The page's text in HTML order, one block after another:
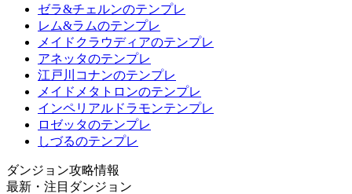
ゼラ&チェルンのテンプレ
レム&ラムのテンプレ
メイドクラウディアのテンプレ
アネッタのテンプレ
江戸川コナンのテンプレ
メイドメタトロンのテンプレ
インペリアルドラモンテンプレ
ロゼッタのテンプレ
しづるのテンプレ
ダンジョン攻略情報
最新・注目ダンジョン